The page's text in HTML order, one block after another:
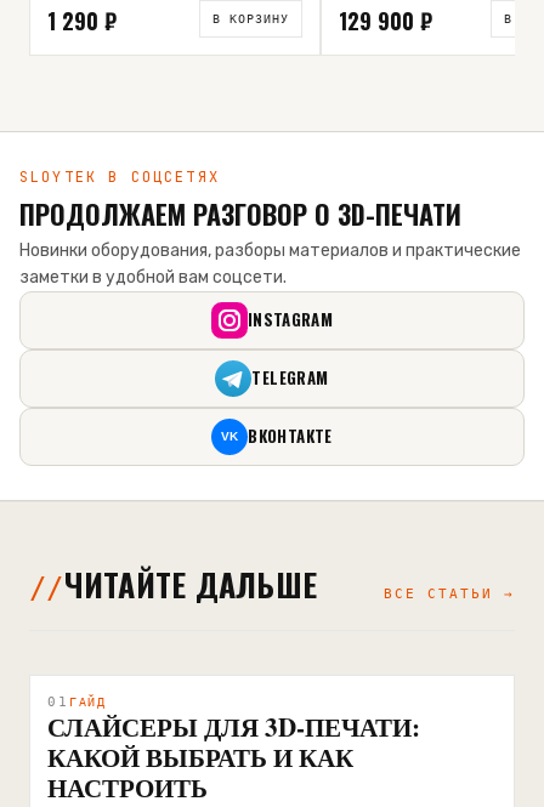
1 290 ₽ В КОРЗИНУ 129 900 ₽ В
SLOYTEK В СОЦСЕТЯХ
ПРОДОЛЖАЕМ РАЗГОВОР О 3D-ПЕЧАТИ
Новинки оборудования, разборы материалов и практические
заметки в удобной вам соцсети.
INSTAGRAM
TELEGRAM
VK ВКОНТАКТЕ
ЧИТАЙТЕ ДАЛЬШЕ ВСЕ СТАТЬИ →
01 ГАЙД
СЛАЙСЕРЫ ДЛЯ 3D-ПЕЧАТИ:
КАКОЙ ВЫБРАТЬ И КАК
НАСТРОИТЬ